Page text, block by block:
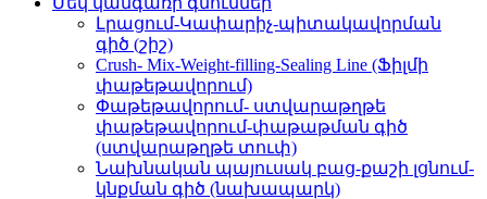
Լրացում-Կափարիչ-պիտակավորման
գիծ (շիշ)
Crush- Mix-Weight-filling-Sealing Line (Ֆիլմի
փաթեթավորում)
Փաթեթավորում- ստվարաթղթե
փաթեթավորում-փաթաթման գիծ
(ստվարաթղթե տուփ)
Նախնական պայուսակ բաց-քաշի լցնում-
կնքման գիծ (նախապարկ)